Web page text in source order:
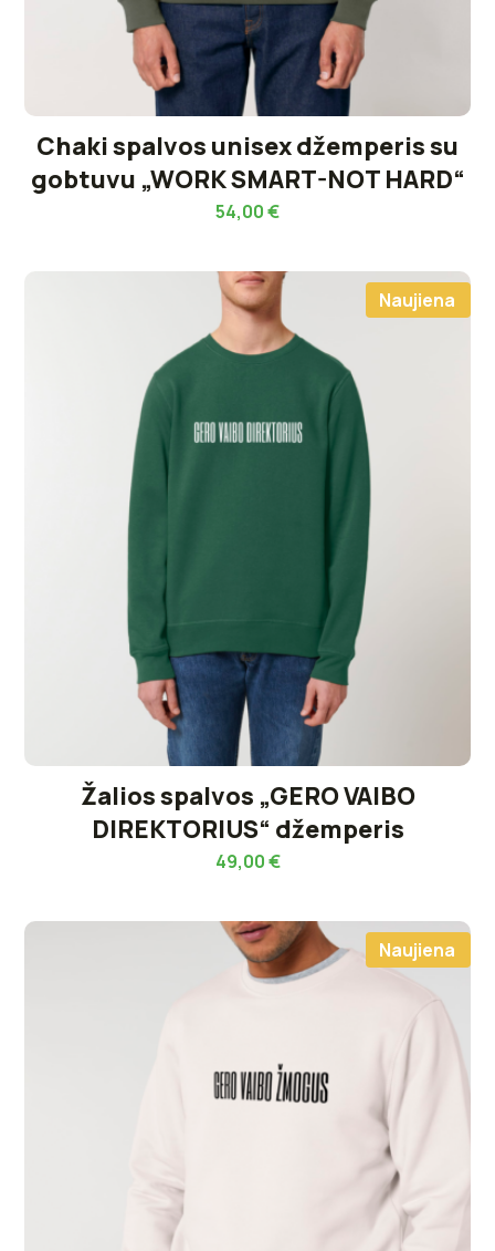
Chaki spalvos unisex džemperis su
gobtuvu „WORK SMART-NOT HARD“
54,00€
Naujiena
Žalios spalvos „GERO VAIBO
DIREKTORIUS“ džemperis
49,00€
Naujiena